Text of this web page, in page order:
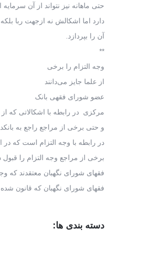
حتی ماهانه نیز نتواند از آن
دارد اما اشکالش نه ازجهت ربا
آن را بپردازد.
**
وجه التزام را برخی
از علما جایز می‌دانند
عضو شورای فقهی بانک
مرکزی در رابطه با اشکالاتی که
و حتی برخی از مراجع راجع به
در رابطه با وجه التزام است که در
برخی از مراجع وجه التزام را قبول
فقهای شورای نگهبان معتقدند که
فقهای شورای نگهبان که قانون شده
دسته بندی ها: